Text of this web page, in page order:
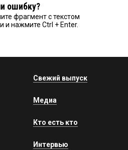
ошибку?
фрагмент с текстом
и нажмите Ctrl + Enter.
Свежий выпуск
Медиа
Кто есть кто
Интервью